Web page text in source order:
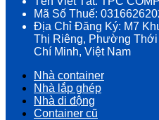
Mã Số Thuế:
Địa Chỉ Đăng Ký: M7
Thị Riêng, Phường Thới
Chí Minh, Việt Nam
Nhà container
Nhà lắp ghép
Nhà di động
Container cũ